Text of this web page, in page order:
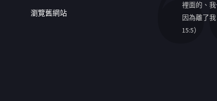
瀏覽舊網站
裡面的、
因為離了
15:5）